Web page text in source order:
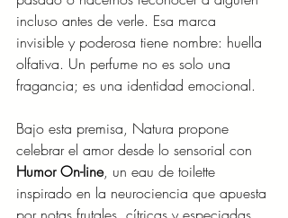
incluso antes de verle. Esa marca
invisible y poderosa tiene nombre: huella
olfativa. Un perfume no es solo una
fragancia; es una identidad emocional.
Bajo esta premisa, Natura propone
celebrar el amor desde lo sensorial con
Humor On-line, un eau de toilette
inspirado en la neurociencia que apuesta